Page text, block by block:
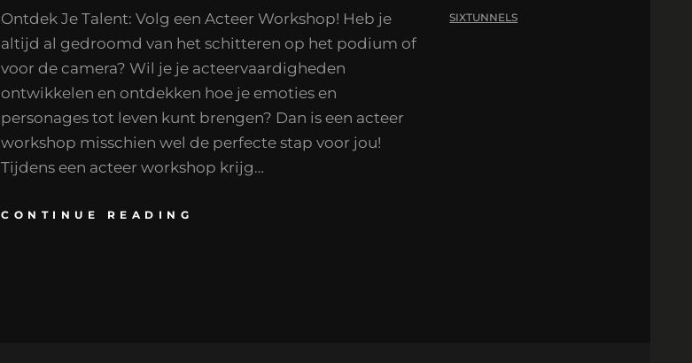
Ontdek Je Talent: Volg een Acteer Workshop! Heb je
altijd al gedroomd van het schitteren op het podium of
voor de camera? Wil je je acteervaardigheden
ontwikkelen en ontdekken hoe je emoties en
personages tot leven kunt brengen? Dan is een acteer
workshop misschien wel de perfecte stap voor jou!
Tijdens een acteer workshop krijg…
CONTINUE READING
SIXTUNNELS